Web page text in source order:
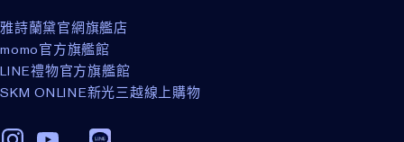
雅詩蘭黛官網旗艦店
momo官方旗艦館
LINE禮物官方旗艦館
SKM ONLINE新光三越線上購物